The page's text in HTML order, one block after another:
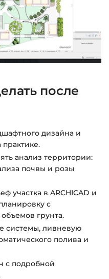
после
дизайна и
анализ территории:
почвы и розы
участка в ARCHICAD и
с
грунта.
системы, ливневую
полива и
с подробной